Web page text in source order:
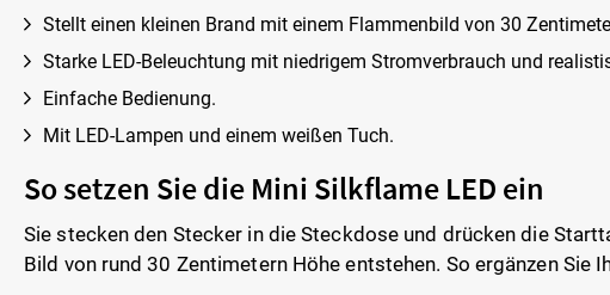
Stellt einen kleinen Brand mit einem Flammenbild von 30
Starke LED-Beleuchtung mit niedrigem Stromverbrauch und
Einfache Bedienung.
Mit LED-Lampen und einem weißen Tuch.
So setzen Sie die Mini Silkflame LED ein
Sie stecken den Stecker in die Steckdose und drücken die
Bild von rund 30 Zentimetern Höhe entstehen. So ergänzen Sie